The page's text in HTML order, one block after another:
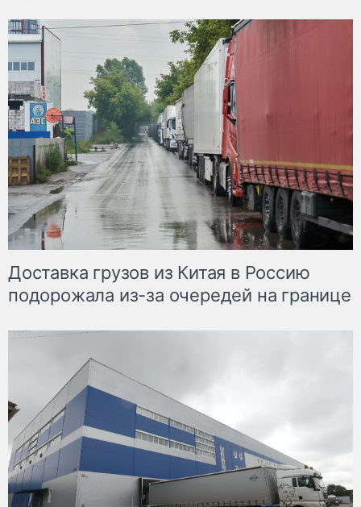
Доставка грузов из Китая в Россию
подорожала из-за очередей на границе